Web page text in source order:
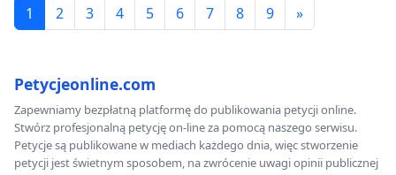
1 2 3 4 5 6 7 8 9 »
Petycjeonline.com
Zapewniamy bezpłatną platformę do publikowania petycji online.
Stwórz profesjonalną petycję on-line za pomocą naszego serwisu.
Petycje są publikowane w mediach każdego dnia, więc stworzenie
petycji jest świetnym sposobem, na zwrócenie uwagi opinii publicznej